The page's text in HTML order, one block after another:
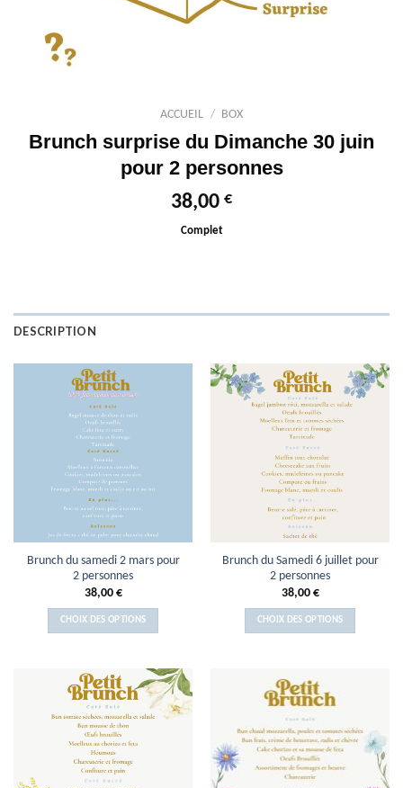
ACCUEIL / BOX
Brunch surprise du Dimanche 30 juin
pour 2 personnes
38,00 €
Complet
DESCRIPTION
Brunch du samedi 2 mars pour
2 personnes
38,00 €
CHOIX DES OPTIONS
Brunch du Samedi 6 juillet pour
2 personnes
38,00 €
CHOIX DES OPTIONS